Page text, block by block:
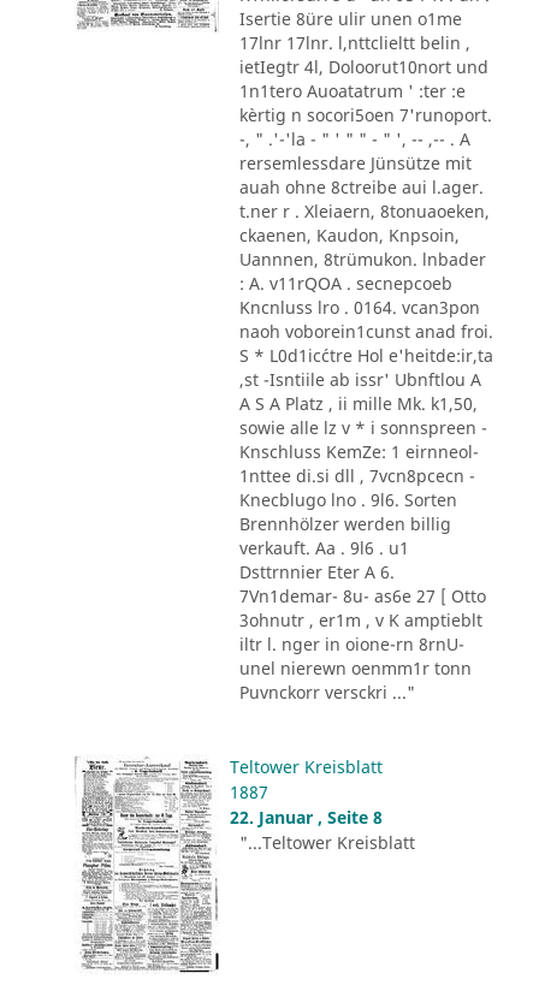
Isertie 8üre ulir unen o1me
17lnr 17lnr. l,nttclieltt belin ,
ietIegtr 4l, Doloorut10nort und
1n1tero Auoatatrum ' :ter :e
kèrtig n socori5oen 7'runoport.
-, " .'-'la - " ' " " - " ', -- ,-- . A
rersemlessdare Jünsütze mit
auah ohne 8ctreibe aui l.ager.
t.ner r . Xleiaern, 8tonuaoeken,
ckaenen, Kaudon, Knpsoin,
Uannnen, 8trümukon. lnbader
: A. v11rQOA . secnepcoeb
Kncnluss lro . 0164. vcan3pon
naoh voborein1cunst anad froi.
S * L0d1ic´ctre Hol e'heitde:ir,ta
,st -Isntiile ab issr' Ubnftlou A
A S A Platz , ii mille Mk. k1,50,
sowie alle lz v * i sonnspreen -
Knschluss KemZe: 1 eirnneol-
1nttee di.si dll , 7vcn8pcecn -
Knecblugo lno . 9l6. Sorten
Brennhölzer werden billig
verkauft. Aa . 9l6 . u1
Dsttrnnier Eter A 6.
7Vn1demar- 8u- as6e 27 [ Otto
3ohnutr , er1m , v K amptieblt
iltr l. nger in oione-rn 8rnU-
unel nierewn oenmm1r tonn
Puvnckorr versckri ..."
Teltower Kreisblatt
1887
22. Januar , Seite 8
"...Teltower Kreisblatt